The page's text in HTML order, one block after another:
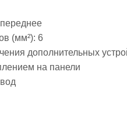
переднее
(мм²): 6
дополнительных
на панели